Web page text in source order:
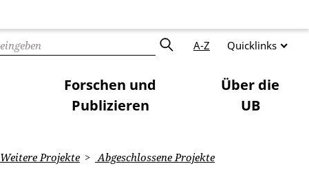
A-Z Quicklinks
Forschen und
Publizieren
Über die
UB
Weitere Projekte
Abgeschlossene Projekte